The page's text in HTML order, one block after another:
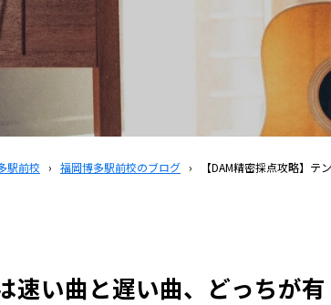
駅前校 › 福岡博多駅前校のブログ ›
【DAM精密採点攻略】
速い曲と遅い曲、どっちが有